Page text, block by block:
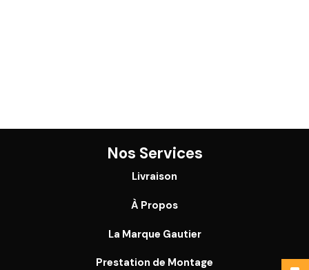
Nos Services
Livraison
À Propos
La Marque Gautier
Prestation de Montage